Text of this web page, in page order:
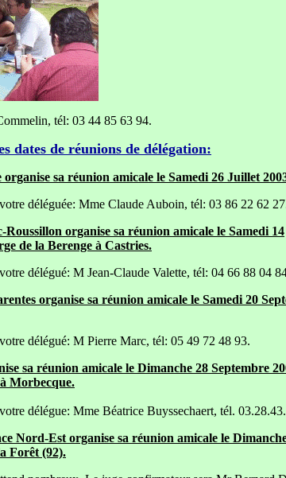
tél: 03 44 85 63 94.
dates de réunions de délégation:
sa réunion amicale le Samedi 26 Juillet
déléguée: Mme Claude Auboin, tél: 03 86 22 62
organise sa réunion amicale le Samedi 14
de la Berenge à Castries.
délégué: M Jean-Claude Valette, tél: 04 66 88 04
organise sa réunion amicale le Samedi 20
délégué: M Pierre Marc, tél: 05 49 72 48 93.
sa réunion amicale le Dimanche 28 Septembre
Morbecque.
délégue: Mme Béatrice Buyssechaert, tél.
Nord-Est organise sa réunion amicale le
Forêt (92).